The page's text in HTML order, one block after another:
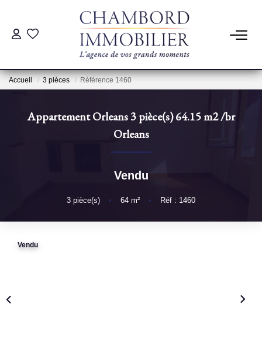
ACHAT
ESTIMATION
Estimation Par Un Professionnel
Accueil 3 pièces Référence 1460
Appartement Orleans 3 pièce(s) 64.15 m2/br
Orleans
Vendu
3 pièce(s) • 64 m² • Réf : 1460
Vendu